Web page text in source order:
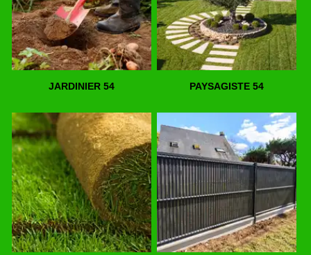
JARDINIER 54 PAYSAGISTE 54